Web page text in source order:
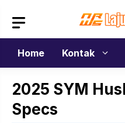
isi
Home
Kontak
2025 SYM
Specs